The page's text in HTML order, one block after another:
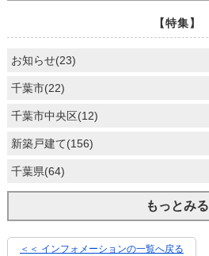
【特集】
お知らせ(23)
千葉市(22)
千葉市中央区(12)
新築戸建て(156)
千葉県(64)
もっとみる
＜＜ インフォメーションの一覧へ戻る